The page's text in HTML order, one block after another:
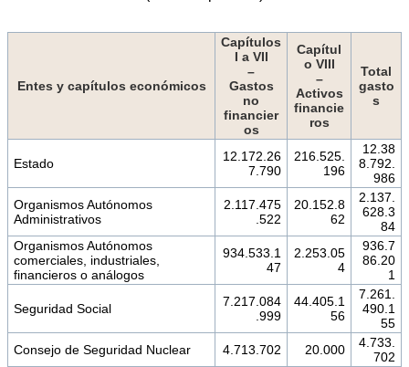
Entes y capítulos económicos
Capítulos
I a VIl
–
Gastos
no
financier
os
Capítul
o VIII
–
Activos
financie
ros
Total
gasto
s
Estado
12.172.26
7.790
216.525.
196
12.38
8.792.
986
Organismos Autónomos
Administrativos
2.117.475
.522
20.152.8
62
2.137.
628.3
84
Organismos Autónomos
comerciales, industriales,
financieros o análogos
934.533.1
47
2.253.05
4
936.7
86.20
1
Seguridad Social
7.217.084
.999
44.405.1
56
7.261.
490.1
55
Consejo de Seguridad Nuclear
4.713.702 20.000
4.733.
702